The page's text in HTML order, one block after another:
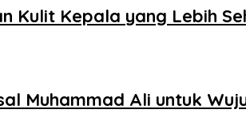
Kulit Kepala yang Lebih
Muhammad Ali untuk